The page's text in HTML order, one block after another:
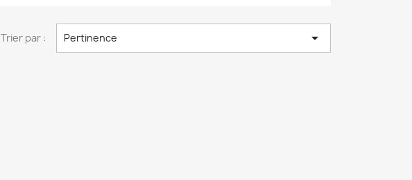
Trier par : Pertinence 